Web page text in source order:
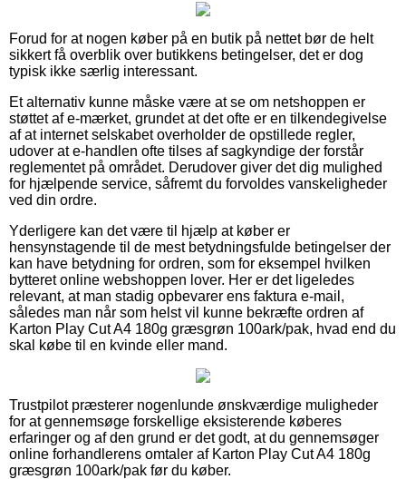
Forud for at nogen køber på en butik på nettet bør de helt
sikkert få overblik over butikkens betingelser, det er dog
typisk ikke særlig interessant.
Et alternativ kunne måske være at se om netshoppen er
støttet af e-mærket, grundet at det ofte er en tilkendegivelse
af at internet selskabet overholder de opstillede regler,
udover at e-handlen ofte tilses af sagkyndige der forstår
reglementet på området. Derudover giver det dig mulighed
for hjælpende service, såfremt du forvoldes vanskeligheder
ved din ordre.
Yderligere kan det være til hjælp at køber er
hensynstagende til de mest betydningsfulde betingelser der
kan have betydning for ordren, som for eksempel hvilken
bytteret online webshoppen lover. Her er det ligeledes
relevant, at man stadig opbevarer ens faktura e-mail,
således man når som helst vil kunne bekræfte ordren af
Karton Play Cut A4 180g græsgrøn 100ark/pak, hvad end du
skal købe til en kvinde eller mand.
Trustpilot præsterer nogenlunde ønskværdige muligheder
for at gennemsøge forskellige eksisterende køberes
erfaringer og af den grund er det godt, at du gennemsøger
online forhandlerens omtaler af Karton Play Cut A4 180g
græsgrøn 100ark/pak før du køber.